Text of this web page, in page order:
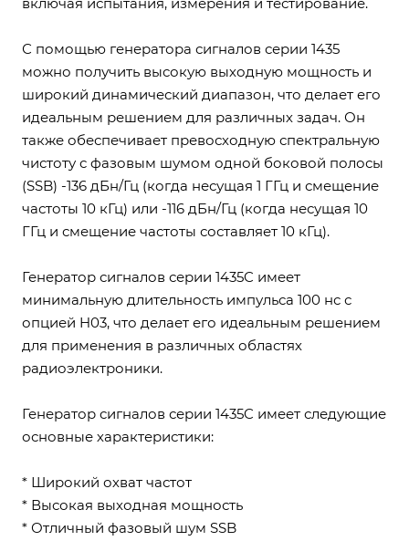
С помощью генератора сигналов серии 1435
можно получить высокую выходную мощность и
широкий динамический диапазон, что делает его
идеальным решением для различных задач. Он
также обеспечивает превосходную спектральную
чистоту с фазовым шумом одной боковой полосы
(SSB) -136 дБн/Гц (когда несущая 1 ГГц и смещение
частоты 10 кГц) или -116 дБн/Гц (когда несущая 10
ГГц и смещение частоты составляет 10 кГц).
Генератор сигналов серии 1435C имеет
минимальную длительность импульса 100 нс с
опцией H03, что делает его идеальным решением
для применения в различных областях
радиоэлектроники.
Генератор сигналов серии 1435C имеет следующие
основные характеристики:
* Широкий охват частот
* Высокая выходная мощность
* Отличный фазовый шум SSB